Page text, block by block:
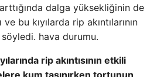
dalga yüksekliğinin de
bu kıyılarda rip akıntılarının
hava durumu.
rip akıntısının etkili